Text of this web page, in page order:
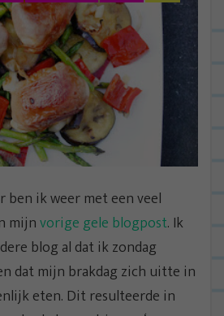
ben ik weer met een veel
mijnvorige gele blogpost. Ik
blog al dat ik zondag
dat mijn brakdag zich uitte in
eten. Dit resulteerde in